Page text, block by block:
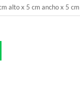
alto x 5 cm ancho x 5